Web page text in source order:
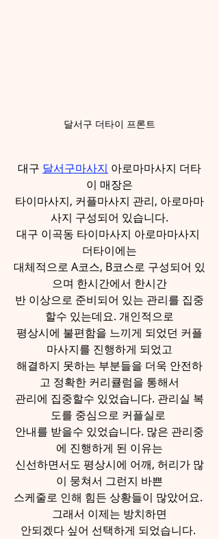
달서구 더타이 프론트
대구 달서구마사지 아로마마사지 더타
이 매장은
타이마사지, 커플마사지 관리, 아로마마
사지 구성되어 있습니다.
대구 이곡동 타이마사지 아로마마사지
더타이에는
대체적으로 A코스, B코스로 구성되어 있
으며 한시간에서 한시간
반 이상으로 준비되어 있는 관리를 집중
할수 있는데요. 개인적으로
평상시에 불편함을 느끼게 되었던 커플
마사지를 진행하게 되었고
해결하지 못하는 부분들을 더욱 안전하
고 정확한 커리큘럼을 통해서
관리에 집중할수 있었습니다. 관리실 복
도를 중심으로 커플실로
안내를 받을수 있었습니다. 많은 관리중
에 진행하게 된 이유는
신선하면서도 평상시에 어깨, 허리가 많
이 뭉쳐서 그런지 바쁜
스케줄로 인해 힘든 상황들이 많았어요.
그래서 이제는 방치하면
안되겠다 싶어 선택하게 되었습니다.